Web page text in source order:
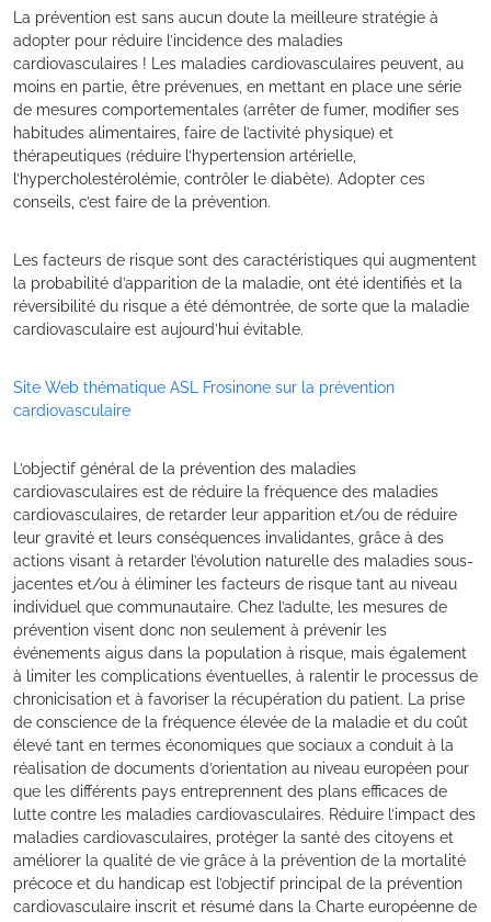
La prévention est sans aucun doute la meilleure stratégie à
adopter pour réduire l’incidence des maladies
cardiovasculaires ! Les maladies cardiovasculaires peuvent, au
moins en partie, être prévenues, en mettant en place une série
de mesures comportementales (arrêter de fumer, modifier ses
habitudes alimentaires, faire de l’activité physique) et
thérapeutiques (réduire l’hypertension artérielle,
l’hypercholestérolémie, contrôler le diabète). Adopter ces
conseils, c’est faire de la prévention.
Les facteurs de risque sont des caractéristiques qui augmentent
la probabilité d’apparition de la maladie, ont été identifiés et la
réversibilité du risque a été démontrée, de sorte que la maladie
cardiovasculaire est aujourd’hui évitable.
Site Web thématique ASL Frosinone sur la prévention
cardiovasculaire
L’objectif général de la prévention des maladies
cardiovasculaires est de réduire la fréquence des maladies
cardiovasculaires, de retarder leur apparition et/ou de réduire
leur gravité et leurs conséquences invalidantes, grâce à des
actions visant à retarder l’évolution naturelle des maladies sous-
jacentes et/ou à éliminer les facteurs de risque tant au niveau
individuel que communautaire. Chez l’adulte, les mesures de
prévention visent donc non seulement à prévenir les
événements aigus dans la population à risque, mais également
à limiter les complications éventuelles, à ralentir le processus de
chronicisation et à favoriser la récupération du patient. La prise
de conscience de la fréquence élevée de la maladie et du coût
élevé tant en termes économiques que sociaux a conduit à la
réalisation de documents d’orientation au niveau européen pour
que les différents pays entreprennent des plans efficaces de
lutte contre les maladies cardiovasculaires. Réduire l’impact des
maladies cardiovasculaires, protéger la santé des citoyens et
améliorer la qualité de vie grâce à la prévention de la mortalité
précoce et du handicap est l’objectif principal de la prévention
cardiovasculaire inscrit et résumé dans la Charte européenne de